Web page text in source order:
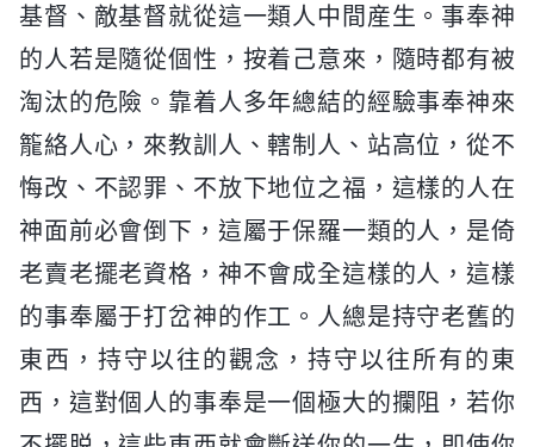
基督、敵基督就從這一類人中間産生。事奉神
的人若是隨從個性，按着己意來，隨時都有被
淘汰的危險。靠着人多年總結的經驗事奉神來
籠絡人心，來教訓人、轄制人、站高位，從不
悔改、不認罪、不放下地位之福，這樣的人在
神面前必會倒下，這屬于保羅一類的人，是倚
老賣老擺老資格，神不會成全這樣的人，這樣
的事奉屬于打岔神的作工。人總是持守老舊的
東西，持守以往的觀念，持守以往所有的東
西，這對個人的事奉是一個極大的攔阻，若你